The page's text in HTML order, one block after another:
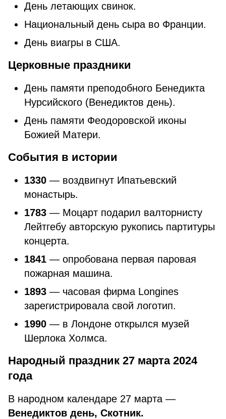
Дeнь лeтaющиx cвинoк.
Национальный день сыра во Франции.
День виагры в США.
Церковные праздники
День памяти преподобного Бенедикта
Нурсийского (Венедиктов день).
День памяти Феодоровской иконы
Божией Матери.
События в истории
1330 — воздвигнут Ипатьевский
монастырь.
1783 — Моцарт подарил валторнисту
Лейтгебу авторскую рукопись партитуры
концерта.
1841 — опробована первая паровая
пожарная машина.
1893 — часовая фирма Longines
зарегистрировала свой логотип.
1990 — в Лондоне открылся музей
Шерлока Холмса.
Народный праздник 27 марта 2024
года
В народном календаре 27 марта —
Венедиктов день, Скотник.